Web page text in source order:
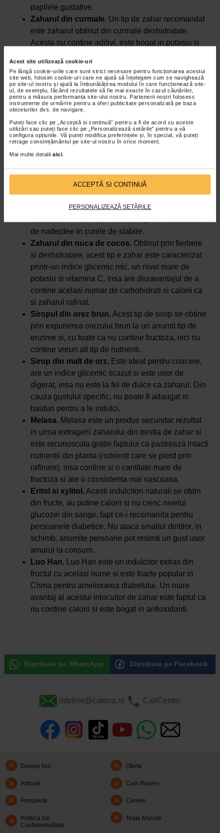
Acest site utilizează cookie-uri
Pe lângă cookie-urile care sunt strict necesare pentru funcționarea acestui
site web, folosim cookie-uri care ne ajută să înțelegem cum se navighează
pe site-ul nostru și ajută la îmbunătățirea modului în care funcționează site-
ul, de exemplu, făcând rezultatele să fie mai exacte în cazul căutărilor,
pentru a măsura performanța site-ului nostru. Partenerii noștri folosesc
instrumente de urmărire pentru a oferi publicitate personalizată pe baza
obiceiurilor dvs. de navigare.
Puteți face clic pe „Acceptă si continuă” pentru a fi de acord cu aceste
utilizări sau puteți face clic pe „Personalizează setările” pentru a vă
configura opțiunile. Vă puteți modifica preferințele și, în special, vă puteți
retrage consimțământul pe site-ul nostru în orice moment.
Mai multe detalii aici.
ACCEPTĂ SI CONTINUĂ
PERSONALIZEAZĂ SETĂRILE
papilele gustative.
Zaharul din curmale. Un tip de zahar recomandat
este zaharul obtinut din curmale deshidratate.
Acesta nu contine aditivi, este bogat in potasiu si
mai greu.
Mierea.Mierea este, cu siguranta, cel mai popular
inlocuitor al zaharului si este, totodata, unul foarte
sanatos si bogat in nutrienti esentiali, fiind obtinuta
direct din nectarul florilor, fara sa aiba nevoie de
procesare.
Siropul de artar. Siropul de artar este obtinut din
Stevia. Un inlocuitor eficient al zaharului este
stevia rebaudiana, cunoscuta si sub denumirea de
stevie dulce. Extrasa din frunzele plantei, aceasta
este de 300 de ori mai dulce decat zaharul, este
de nadejdee in curele de slabire.
Zaharul din nuca de cocos. Obtinut prin fierbere
si deshidratare, acest tip e zahar este caracterizat
printr-un indice glicemic mic, un nivel mare de
potasiu si vitamina C, insa are dezavantajul de a
contine acelasi numar de carbohidrati si calorii ca
si zaharul rafinat.
Siropul din orez brun. Acest tip de sirop se obtine
prin expunerea orezului brun la un anumit tip de
enzime si, cu toate ca nu contine fructoza, nici nu
contine vreun alt tip de nutrienti.
Sirop din malt de orz. Este ideal pentru coacere,
are un indice glicemic scazut si este usor de
digerat, insa nu este la fel de dulce ca zaharul. Din
cauza gustului specific, nu poate fi adaugat in
bauturi pentru a le indulci.
Melasa. Melasa este un produs secundar rezultat
in urma extragerii zaharului din trestia de zahar si
este recunoscuta gratie faptului ca pastreaza intacti
nutrientii din planta (nutrienti care se pierd prin
rafinare), insa contine si o cantitate mare de
fructoza si are o consistenta mai vascoasa.
Eritol si xylitol. Acesti indulcitori naturali se obtin
din fructe, au putine calorii si nu cresc nivelul
glucozei din sange, fapt ce-i recomanda pentru
persoanele diabetice. Nu ataca smaltul dintilor, in
schimb, anumite persoane pot resimti un gust usor
amarui la consum.
Luo Han. Luo Han este un indulcitor extras din
fructul cu acelasi nume si este foarte popular in
China pentru ameliorarea diabetului. Un mare
avantaj al acestui inlocuitor de zahar este faptul ca
nu contine calorii si este bogat in antioxidanti.
Distribuie pe WhatsApp Distribuie pe Facebook
infoline@catena.ro CallCenter
Despre Noi Oferte
Articole Cum Rezerv
Prospecte Cariere
Politica De
Confidentialitate
Toate Marcile